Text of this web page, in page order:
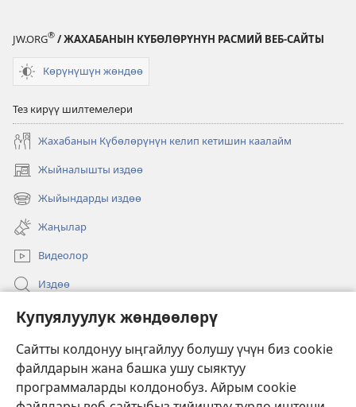
Купуялуулук жөндөөлөрү
Сайтты колдонуу ыңгайлуу болушу үчүн биз cookie
файлдарын жана башка ушу сыяктуу
программаларды колдонобуз. Айрым cookie
JW.ORG® / ЖАХАБАНЫН КҮБӨЛӨРҮНҮН РАСМИЙ ВЕБ-САЙТЫ
Көрүнүшүн жөндөө
Тез кирүү шилтемелери
Жахабанын Күбөлөрүнүн келип кетишин каалайм
Жыйналышты издөө
(жаңы
терезе
ачат)
Жыйындарды издөө
(жаңы
терезе
ачат)
Жаңылар
Видеолор
Издөө
Бийлик өкүлдөрү үчүн маалымат
Тартуулар
(жаңы
терезе